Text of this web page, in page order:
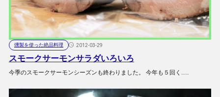
燻製を使った絶品料理 2012-03-29
スモークサーモンサラダいろいろ
今季のスモークサーモンシーズンも終わりました。 今年も５回く……